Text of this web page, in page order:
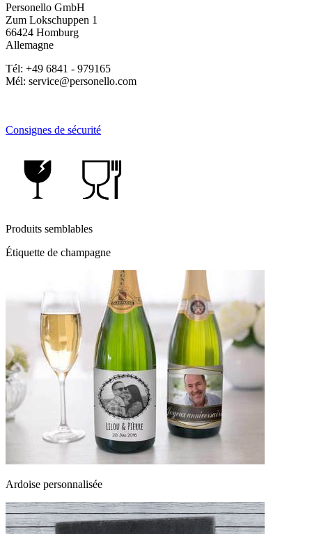
Personello GmbH
Zum Lokschuppen 1
66424 Homburg
Allemagne
Tél: +49 6841 - 979165
Mél: service@personello.com
Consignes de sécurité
Produits semblables
Étiquette de champagne
Ardoise personnalisée